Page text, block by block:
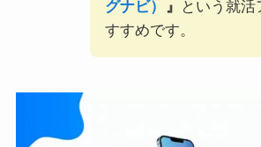
グナビ）
』
という就活
すすめです。